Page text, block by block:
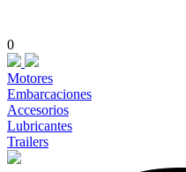
0
Motores
Embarcaciones
Accesorios
Lubricantes
Trailers